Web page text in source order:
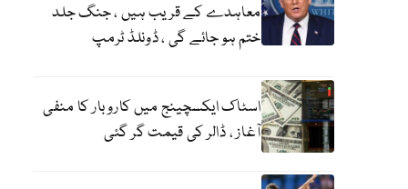
معاہدے کے قریب ہیں ، جنگ جلد
ختم ہو جائے گی ، ڈونلڈ ٹرمپ
اسٹاک ایکسچینج میں کاروبار کا منفی
آغاز ، ڈالر کی قیمت گر گئی